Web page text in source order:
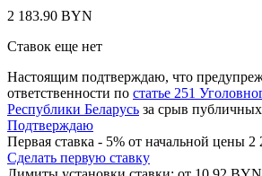
2 183.90 BYN
Ставок еще нет
Настоящим подтверждаю, что
ответственности по статье 251
Республики Беларусь за срыв
Подтверждаю
Первая ставка - 5% от начальной цены
Сделать первую ставку